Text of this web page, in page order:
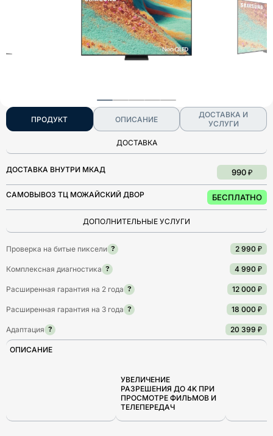
ПРОДУКТ ОПИСАНИЕ
ДОСТАВКА И
УСЛУГИ
ДОСТАВКА
ДОСТАВКА ВНУТРИ МКАД 990 ₽
САМОВЫВОЗ ТЦ МОЖАЙСКИЙ ДВОР БЕСПЛАТНО
ДОПОЛНИТЕЛЬНЫЕ УСЛУГИ
Проверка на битые пиксели ? 2 990 ₽
Комплексная диагностика ? 4 990 ₽
Расширенная гарантия на 2 года ? 12 000 ₽
Расширенная гарантия на 3 года ? 18 000 ₽
Адаптация ? 20 399 ₽
ОПИСАНИЕ
УВЕЛИЧЕНИЕ
РАЗРЕШЕНИЯ ДО 4K ПРИ
ПРОСМОТРЕ ФИЛЬМОВ И
ТЕЛЕПЕРЕДАЧ